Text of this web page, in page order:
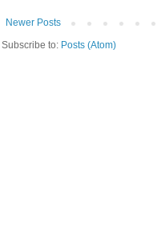
Newer Posts
Subscribe to: Posts (Atom)